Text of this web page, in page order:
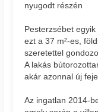
nyugodt részén
Pesterzsébet
ezt a 37 m²-es,
szeretettel
A lakás
akár azonnal új
Az ingatlan 2014-